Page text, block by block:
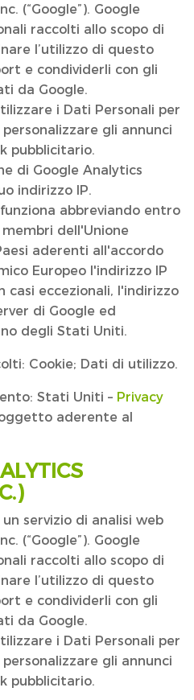
(“Google”). Google
raccolti allo scopo di
l’utilizzo di questo
e condividerli con gli
da Google.
i Dati Personali per
gli annunci
pubblicitario.
di Google Analytics
indirizzo IP.
abbreviando entro
dell'Unione
aderenti all'accordo
Europeo l'indirizzo IP
casi eccezionali, l'indirizzo
di Google ed
degli Stati Uniti.
Cookie; Dati di utilizzo.
Stati Uniti – Privacy
aderente al
servizio di analisi web
(“Google”). Google
raccolti allo scopo di
l’utilizzo di questo
e condividerli con gli
da Google.
i Dati Personali per
gli annunci
pubblicitario.